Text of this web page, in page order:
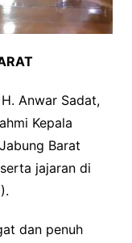
Anwar Sadat,
Kepala
Barat
jajaran di
dan penuh